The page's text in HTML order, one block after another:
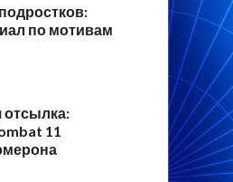
по мотивам
отсылка:
11